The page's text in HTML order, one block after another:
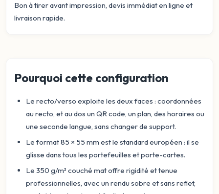
Bon à tirer avant impression, devis immédiat en ligne et
livraison rapide.
Pourquoi cette configuration
Le recto/verso exploite les deux faces : coordonnées
au recto, et au dos un QR code, un plan, des horaires ou
une seconde langue, sans changer de support.
Le format 85 × 55 mm est le standard européen : il se
glisse dans tous les portefeuilles et porte-cartes.
Le 350 g/m² couché mat offre rigidité et tenue
professionnelles, avec un rendu sobre et sans reflet,